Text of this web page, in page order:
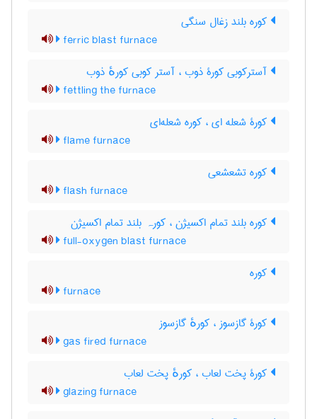
کوره بلند زغال سنگی
ferric blast furnace
آسترکوبی کورۀ ذوب ، آستر کوبی کورهٔ ذوب
fettling the furnace
کورۀ شعله ای ، کوره شعله‌ای
flame furnace
کوره تشعشعی
flash furnace
کوره بلند تمام اکسیژن ، کورہ بلند تمام اکسیژن
full-oxygen blast furnace
کوره
furnace
کورۀ گازسوز ، کورهٔ گازسوز
gas fired furnace
کورۀ پخت لعاب ، کورهٔ پخت لعاب
glazing furnace